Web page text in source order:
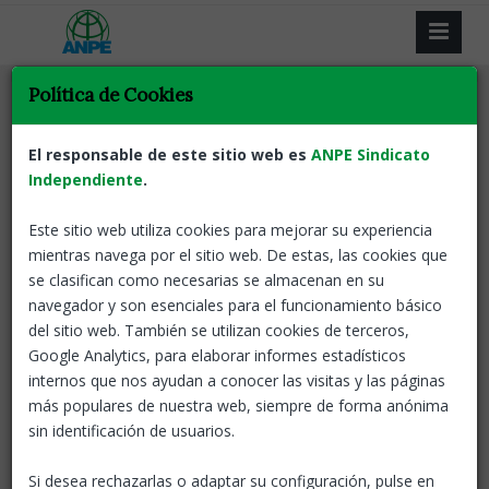
Llista Definitiva
Admesos i Exclosos Concurs de
21 Dic, 2022 ANPE-Catalunya
Resolució de la Direcció General de Professorat i
Personal de Centres Públics , per la qual es declara
aprovada la llista definitiva de persones aspirants admeses i
excloses al procés d'estabilització, mitjançant el sistema
selectiu excepcional de concurs de mèrits per a l'ingrés a la
funció pública docent, convocat per la Resolució
Política de Cookies
El responsable de este sitio web es ANPE Sindicato
Independiente.
Este sitio web utiliza cookies para mejorar su experiencia
mientras navega por el sitio web. De estas, las cookies que
se clasifican como necesarias se almacenan en su
navegador y son esenciales para el funcionamiento básico
del sitio web. También se utilizan cookies de terceros,
Google Analytics, para elaborar informes estadísticos
internos que nos ayudan a conocer las visitas y las páginas
más populares de nuestra web, siempre de forma anónima
sin identificación de usuarios.
Si desea rechazarlas o adaptar su configuración, pulse en